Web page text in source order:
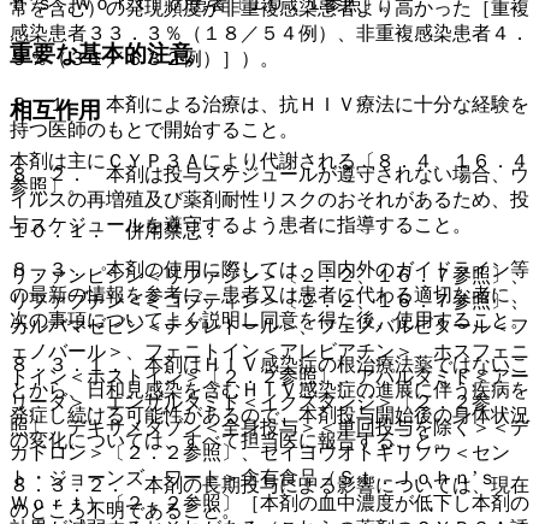
常を含む）の発現頻度が非重複感染患者より高かった［重複
感染患者３３．３％（１８／５４例）、非重複感染患者４．
９％（３１／６３２例）］）。
相互作用
本剤は主にＣＹＰ３Ａにより代謝される〔８．４、１６．４
参照〕。
１０．１． 併用禁忌：
リファンピシン＜リファジン＞〔２．２、１６．７参照〕、
リファブチン＜ミコブティン＞〔２．２、１６．７参照〕、
カルバマゼピン＜テグレトール＞、フェノバルビタール＜フ
ェノバール＞、フェニトイン＜アレビアチン＞、ホスフェニ
トイン＜ホストイン＞〔２．２参照〕、アパルタミド＜アー
リーダ＞、エンザルタミド＜イクスタンジ＞〔２．２参
照〕、デキサメタゾン＜全身投与＞＜単回投与を除く＞＜デ
カドロン＞〔２．２参照〕、セイヨウオトギリソウ＜セン
ト・ジョーンズ・ワート＞含有食品（Ｓｔ．Ｊｏｈｎ’ｓ
Ｗｏｒｔ）〔２．２参照〕［本剤の血中濃度が低下し本剤の
重要な基本的注意
８．１． 本剤による治療は、抗ＨＩＶ療法に十分な経験を
持つ医師のもとで開始すること。
８．２． 本剤は投与スケジュールが遵守されない場合、ウ
イルスの再増殖及び薬剤耐性リスクのおそれがあるため、投
与スケジュールを遵守するよう患者に指導すること。
８．３． 本剤の使用に際しては、国内外のガイドライン等
の最新の情報を参考に、患者又は患者に代わる適切な者に、
次の事項についてよく説明し同意を得た後、使用すること。
８．３．１． 本剤はＨＩＶ感染症の根治療法薬ではないこ
とから、日和見感染を含むＨＩＶ感染症の進展に伴う疾病を
発症し続ける可能性があるので、本剤投与開始後の身体状況
の変化については、すべて担当医に報告すること。
８．３．２． 本剤の長期投与による影響については、現在
のところ不明であること。